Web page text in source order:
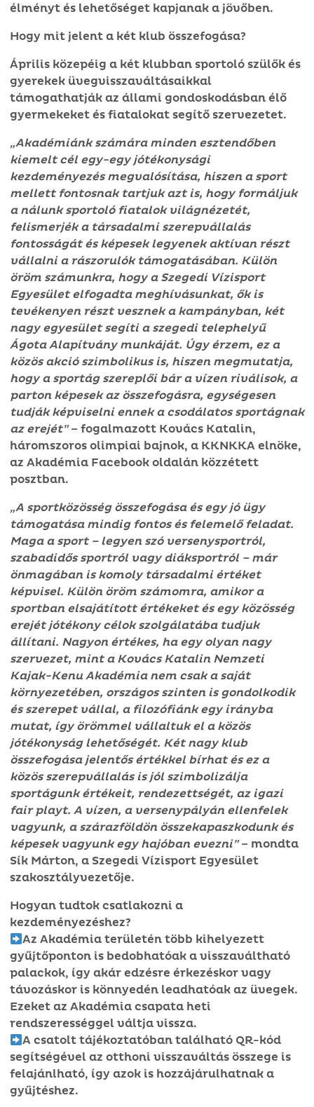
élményt és lehetőséget kapjanak a jövőben.
Hogy mit jelent a két klub összefogása?
Április közepéig a két klubban sportoló szülők és
gyerekek üvegvisszaváltásaikkal
támogathatják az állami gondoskodásban élő
gyermekeket és fiatalokat segítő szervezetet.
„Akadémiánk számára minden esztendőben
kiemelt cél egy-egy jótékonysági
kezdeményezés megvalósítása, hiszen a sport
mellett fontosnak tartjuk azt is, hogy formáljuk
a nálunk sportoló fiatalok világnézetét,
felismerjék a társadalmi szerepvállalás
fontosságát és képesek legyenek aktívan részt
vállalni a rászorulók támogatásában. Külön
öröm számunkra, hogy a Szegedi Vízisport
Egyesület elfogadta meghívásunkat, ők is
tevékenyen részt vesznek a kampányban, két
nagy egyesület segíti a szegedi telephelyű
Ágota Alapítvány munkáját. Úgy érzem, ez a
közös akció szimbolikus is, hiszen megmutatja,
hogy a sportág szereplői bár a vízen riválisok, a
parton képesek az összefogásra, egységesen
tudják képviselni ennek a csodálatos sportágnak
az erejét”– fogalmazott Kovács Katalin,
háromszoros olimpiai bajnok, a KKNKKA elnöke,
az Akadémia Facebook oldalán közzétett
posztban.
„A sportközösség összefogása és egy jó ügy
támogatása mindig fontos és felemelő feladat.
Maga a sport – legyen szó versenysport­ról,
szabadidős sportról vagy diáksport­ról – már
önmagában is komoly társadalmi értéket
képvisel. Külön öröm számomra, amikor a
sportban elsajátított értékeket és egy közösség
erejét jótékony célok szolgálatába tudjuk
állítani. Nagyon értékes, ha egy olyan nagy
szervezet, mint a Kovács Katalin Nemzeti
Kajak-Kenu Akadémia nem csak a saját
környezetében, országos szinten is gondolkodik
és szerepet vállal, a filozófiánk egy irányba
mutat, így örömmel vállaltuk el a közös
jótékonyság lehetőségét. Két nagy klub
összefogása jelentős értékkel bírhat és ez a
közös szerepvállalás is jól szimbolizálja
sportágunk értékeit, rendezettségét, az igazi
fair playt. A vízen, a versenypályán ellenfelek
vagyunk, a szárazföldön összekapaszkodunk és
képesek vagyunk egy hajóban evezni”– mondta
Sík Márton, a Szegedi Vízisport Egyesület
szakosztályvezetője.
Hogyan tudtok csatlakozni a
kezdeményezéshez?
Az Akadémia területén több kihelyezett
gyűjtőponton is bedobhatóak a visszaváltható
palackok, így akár edzésre érkezéskor vagy
távozáskor is könnyedén leadhatóak az üvegek.
Ezeket az Akadémia csapata heti
rendszerességgel váltja vissza.
A csatolt tájékoztatóban található QR-kód
segítségével az otthoni visszaváltás összege is
felajánlható, így azok is hozzájárulhatnak a
gyűjtéshez.